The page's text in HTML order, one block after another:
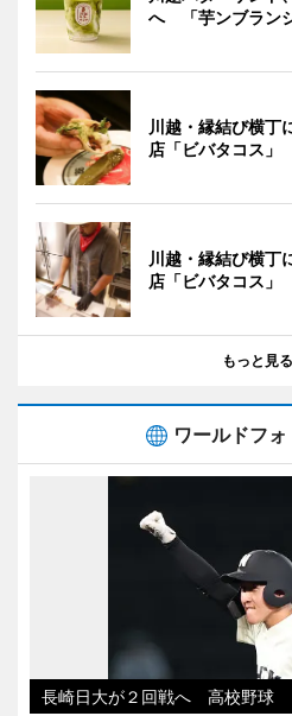
へ 「芋ンブラン
川越・縁結び横丁
店「ビバタコス」
川越・縁結び横丁
店「ビバタコス」
もっと見る
ワールドフ
長崎日大が２回戦へ 高校野球